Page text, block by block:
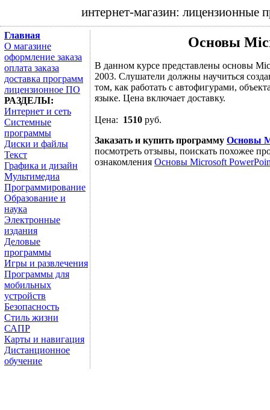
интернет-магазин:
Главная
О магазине
оформление заказа
оплата заказа
доставка программ
лицензионное ПО
РАЗДЕЛЫ:
Интернет и сеть
Системные
программы
Диски и файлы
Текст
Графика и дизайн
Мультимедиа
Программирование
Образование и
наука
Электронные
издания
Деловые
программы
Игры и развлечения
Программы для
мобильных
устройств
Безопасность
Стиль жизни
САПР
Карты и навигация
Дистанционное
обучение
Основы
В данном курсе представлены основы
2003. Слушатели должны научиться
том, как работать с автофигурами,
языке. Цена включает доставку.
Цена: 1510 руб.
Заказать и купить программу Основы
посмотреть отзывы, поискать похожее
ознакомления Основы Microsoft